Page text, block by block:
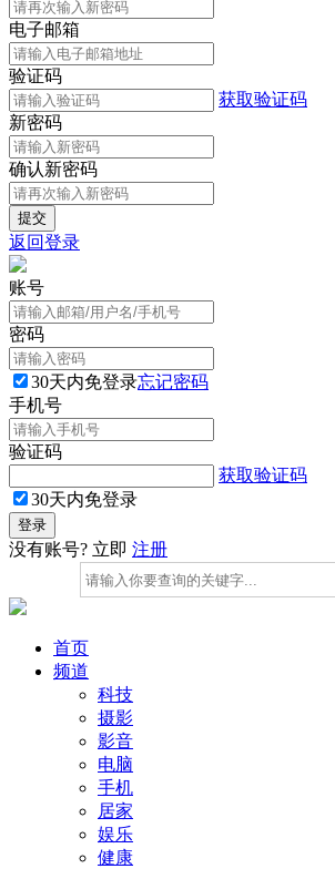
电子邮箱
验证码
获取验证码
新密码
确认新密码
返回登录
账号
密码
30天内免登录忘记密码
手机号
验证码
获取验证码
30天内免登录
没有账号? 立即 注册
首页
频道
科技
摄影
影音
电脑
手机
居家
娱乐
健康